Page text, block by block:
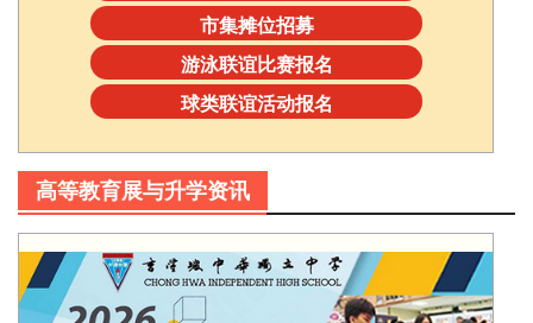
市集摊位招募
游泳联谊比赛报名
球类联谊活动报名
高等教育展与升学资讯